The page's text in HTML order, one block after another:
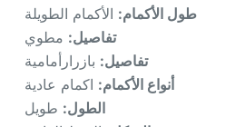
طول الأكمام: الأكمام الطويلة
تفاصيل: مطوي
تفاصيل: بازرارأمامية
أنواع الأكمام: اكمام عادية
الطول: طويل